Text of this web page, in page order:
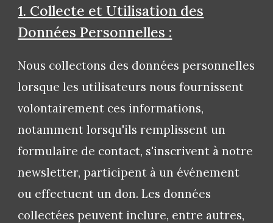
1. Collecte et Utilisation des
Données Personnelles :
Nous collectons des données personnelles
lorsque les utilisateurs nous fournissent
volontairement ces informations,
notamment lorsqu'ils remplissent un
formulaire de contact, s'inscrivent à notre
newsletter, participent à un événement
ou effectuent un don. Les données
collectées peuvent inclure, entre autres,